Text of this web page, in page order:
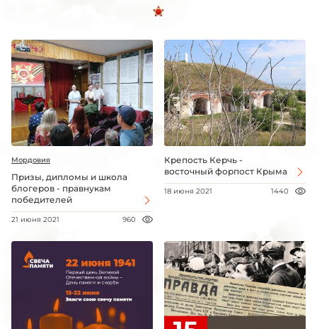
Мордовия
Призы, дипломы и школа
блогеров - правнукам
победителей
21 июня 2021 960
Крепость Керчь -
восточный форпост Крыма
18 июня 2021 1440